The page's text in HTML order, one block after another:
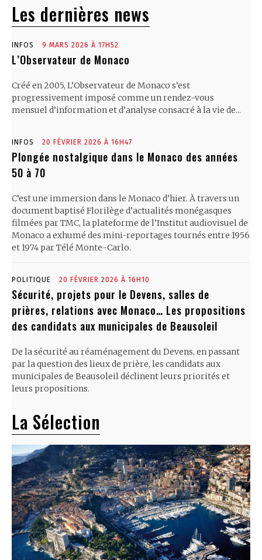
Les dernières news
INFOS 9 MARS 2026 À 17H52
L’Observateur de Monaco
Créé en 2005, L’Observateur de Monaco s’est
progressivement imposé comme un rendez-vous
mensuel d’information et d’analyse consacré à la vie de...
INFOS 20 FÉVRIER 2026 À 16H47
Plongée nostalgique dans le Monaco des années
50 à 70
C’est une immersion dans le Monaco d’hier. À travers un
document baptisé Florilège d’actualités monégasques
filmées par TMC, la plateforme de l’Institut audiovisuel de
Monaco a exhumé des mini-reportages tournés entre 1956
et 1974 par Télé Monte-Carlo.
POLITIQUE 20 FÉVRIER 2026 À 16H10
Sécurité, projets pour le Devens, salles de
prières, relations avec Monaco… Les propositions
des candidats aux municipales de Beausoleil
De la sécurité au réaménagement du Devens, en passant
par la question des lieux de prière, les candidats aux
municipales de Beausoleil déclinent leurs priorités et
leurs propositions.
La Sélection